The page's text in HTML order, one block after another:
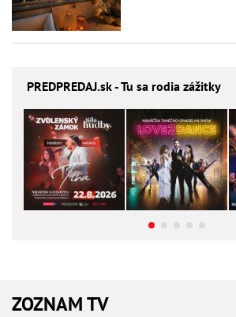
PREDPREDAJ.sk - Tu sa rodia zážitky
ZOZNAM TV